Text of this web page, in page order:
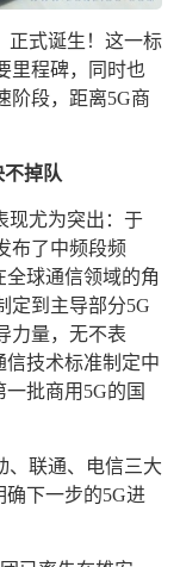
正式诞生！这一标
里程碑，同时也
阶段，距离5G商
掉队
现尤为突出：于
布了中频段频
球通信领域的角
定到主导部分5G
力量，无不表
信技术标准制定中
批商用5G的国
、联通、电信三大
下一步的5G进